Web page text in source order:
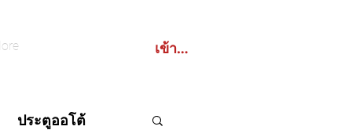
เข้าสู่ระบบ
ประตูออโต้